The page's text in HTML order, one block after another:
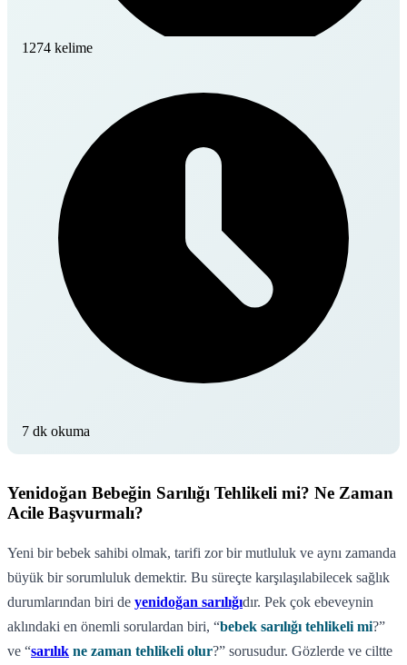
1274 kelime
7 dk okuma
Yenidoğan Bebeğin Sarılığı Tehlikeli mi? Ne Zaman
Acile Başvurmalı?
Yeni bir bebek sahibi olmak, tarifi zor bir mutluluk ve aynı zamanda
büyük bir sorumluluk demektir. Bu süreçte karşılaşılabilecek sağlık
durumlarından biri de yenidoğan sarılığıdır. Pek çok ebeveynin
aklındaki en önemli sorulardan biri, “bebek sarılığı tehlikeli mi?”
ve “sarılık ne zaman tehlikeli olur?” sorusudur. Gözlerde ve ciltte